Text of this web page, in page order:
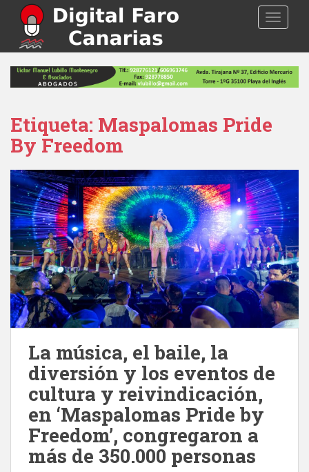
p
Etiqueta: Maspalomas Pride
By Freedom
La música, el baile, la
diversión y los eventos de
cultura y reivindicación,
en ‘Maspalomas Pride by
Freedom’, congregaron a
más de 350.000 personas